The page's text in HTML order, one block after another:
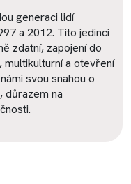
generaci lidí
a 2012. Tito jedinci
zdatní, zapojení do
multikulturní a otevření
svou snahou o
důrazem na